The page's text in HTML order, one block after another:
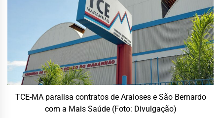
TCE-MA paralisa contratos de Araioses e São Bernardo
com a Mais Saúde (Foto: Divulgação)